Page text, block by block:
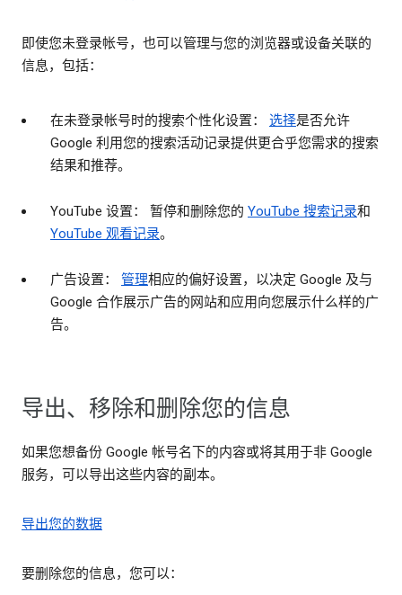
即使您未登录帐号，也可以管理与您的浏览器或设备关联的
信息，包括：
在未登录帐号时的搜索个性化设置： 选择是否允许
Google 利用您的搜索活动记录提供更合乎您需求的搜索
结果和推荐。
YouTube 设置： 暂停和删除您的 YouTube 搜索记录和
YouTube 观看记录。
广告设置： 管理相应的偏好设置，以决定 Google 及与
Google 合作展示广告的网站和应用向您展示什么样的广
告。
导出、移除和删除您的信息
如果您想备份 Google 帐号名下的内容或将其用于非 Google
服务，可以导出这些内容的副本。
导出您的数据
要删除您的信息，您可以：